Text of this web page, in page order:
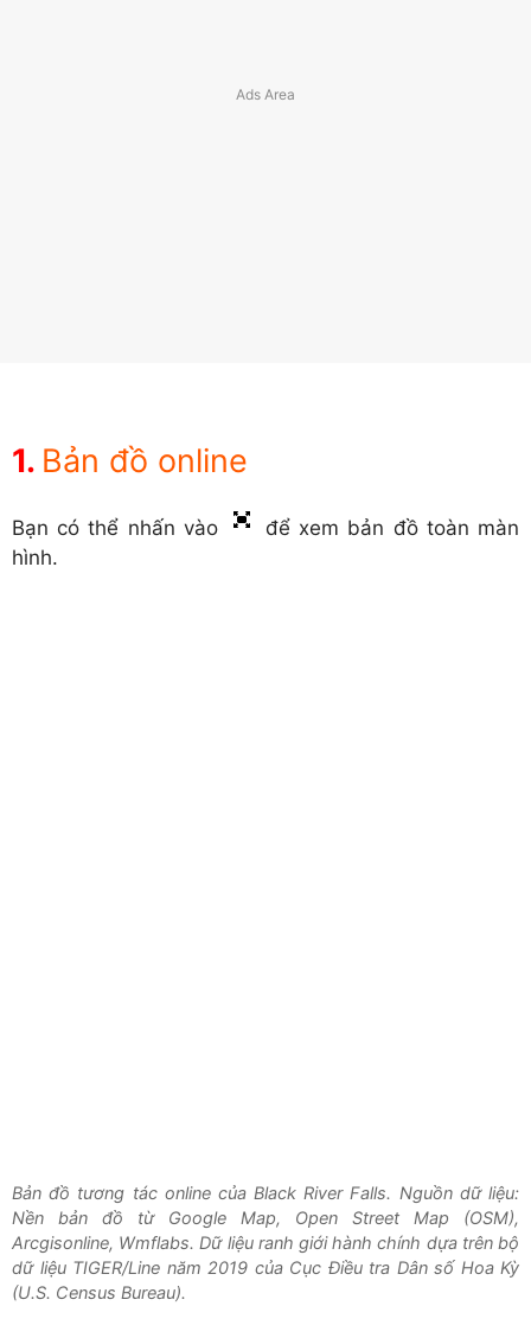
Bản đồ online
Bạn có thể nhấn vào
để xem bản đồ toàn màn
hình.
Bản đồ tương tác online của Black River Falls. Nguồn dữ liệu:
Nền bản đồ từ Google Map, Open Street Map (OSM),
Arcgisonline, Wmflabs. Dữ liệu ranh giới hành chính dựa trên bộ
dữ liệu TIGER/Line năm 2019 của Cục Điều tra Dân số Hoa Kỳ
(U.S. Census Bureau).